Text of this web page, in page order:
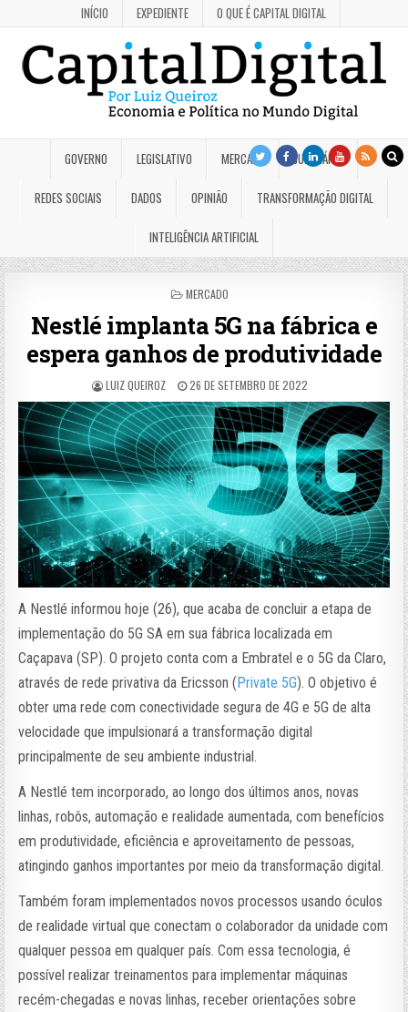
INÍCIO EXPEDIENTE O QUE É CAPITAL DIGITAL
GOVERNO LEGISLATIVO MERCADO JUDICIÁRIO
REDES SOCIAIS DADOS OPINIÃO TRANSFORMAÇÃO DIGITAL
INTELIGÊNCIA ARTIFICIAL
POSTED
MERCADO
Nestlé implanta 5G na fábrica e
espera ganhos de produtividade
LUIZ QUEIROZ 26 DE SETEMBRO DE 2022
A Nestlé informou hoje (26), que acaba de concluir a etapa de
implementação do 5G SA em sua fábrica localizada em
Caçapava (SP). O projeto conta com a Embratel e o 5G da Claro,
através de rede privativa da Ericsson (Private 5G). O objetivo é
obter uma rede com conectividade segura de 4G e 5G de alta
velocidade que impulsionará a transformação digital
principalmente de seu ambiente industrial.
A Nestlé tem incorporado, ao longo dos últimos anos, novas
linhas, robôs, automação e realidade aumentada, com benefícios
em produtividade, eficiência e aproveitamento de pessoas,
atingindo ganhos importantes por meio da transformação digital.
Também foram implementados novos processos usando óculos
de realidade virtual que conectam o colaborador da unidade com
qualquer pessoa em qualquer país. Com essa tecnologia, é
possível realizar treinamentos para implementar máquinas
recém-chegadas e novas linhas, receber orientações sobre